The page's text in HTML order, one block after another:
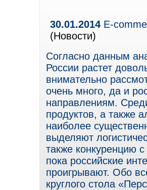
30.01.2014 E-
(Новости)
Согласно данным
России растет
внимательно
очень много, да и
направлениям.
продуктов, а также
наиболее
выделяют
также конкуренцию
пока российские
проигрывают. Обо
круглого стола